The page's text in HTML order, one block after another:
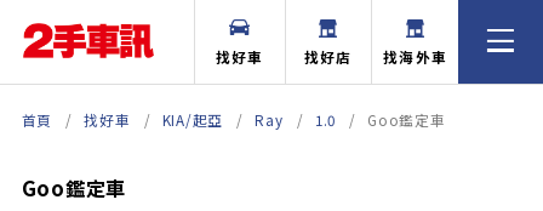
找好車 找好店 找海外車
首頁 找好車 KIA/起亞 Ray 1.0 Goo鑑定車
Goo鑑定車